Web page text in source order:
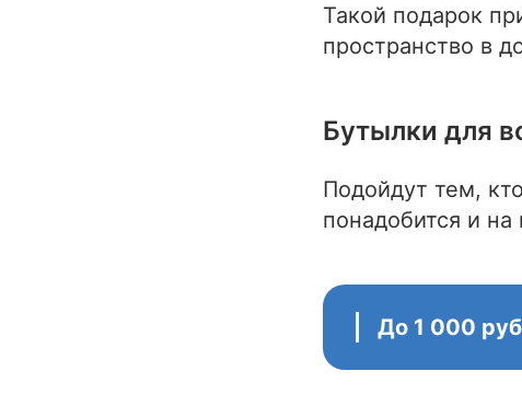
Такой подарок
пространство в
Бутылки для
Подойдут тем,
понадобится и
До 1 000